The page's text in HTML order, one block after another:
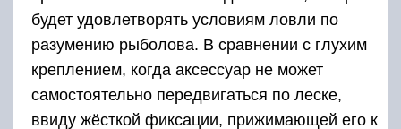
будет удовлетворять условиям ловли по
разумению рыболова. В сравнении с глухим
креплением, когда аксессуар не может
самостоятельно передвигаться по леске,
ввиду жёсткой фиксации, прижимающей его к